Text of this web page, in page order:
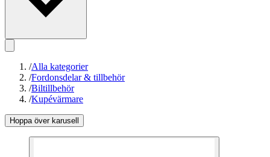
/Alla kategorier
/Fordonsdelar & tillbehör
/Biltillbehör
/Kupévärmare
Hoppa över karusell